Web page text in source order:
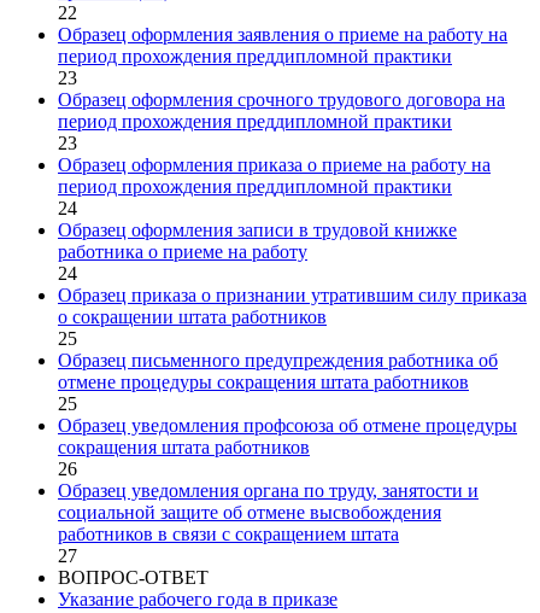
22
Образец оформления заявления о приеме на работу на
период прохождения преддипломной практики
23
Образец оформления срочного трудового договора на
период прохождения преддипломной практики
23
Образец оформления приказа о приеме на работу на
период прохождения преддипломной практики
24
Образец оформления записи в трудовой книжке
работника о приеме на работу
24
Образец приказа о признании утратившим силу приказа
о сокращении штата работников
25
Образец письменного предупреждения работника об
отмене процедуры сокращения штата работников
25
Образец уведомления профсоюза об отмене процедуры
сокращения штата работников
26
Образец уведомления органа по труду, занятости и
социальной защите об отмене высвобождения
работников в связи с сокращением штата
27
ВОПРОС-ОТВЕТ
Указание рабочего года в приказе